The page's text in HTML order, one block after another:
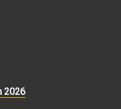
2026